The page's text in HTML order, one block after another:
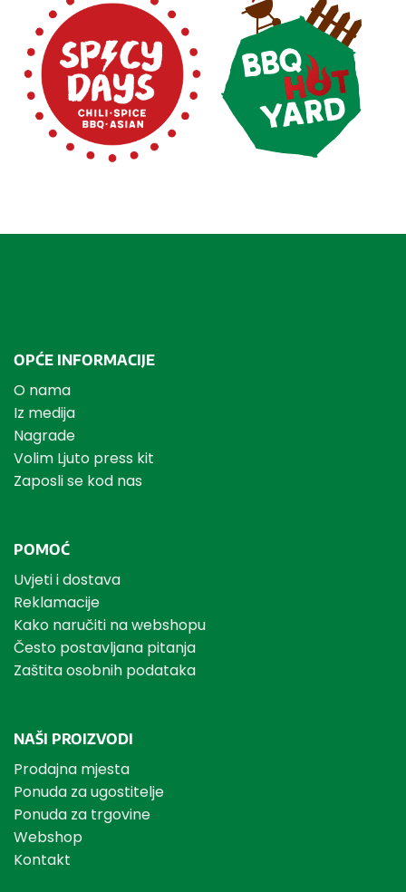
OPĆE INFORMACIJE
O nama
Iz medija
Nagrade
Volim Ljuto press kit
Zaposli se kod nas
POMOĆ
Uvjeti i dostava
Reklamacije
Kako naručiti na webshopu
Često postavljana pitanja
Zaštita osobnih podataka
NAŠI PROIZVODI
Prodajna mjesta
Ponuda za ugostitelje
Ponuda za trgovine
Webshop
Kontakt